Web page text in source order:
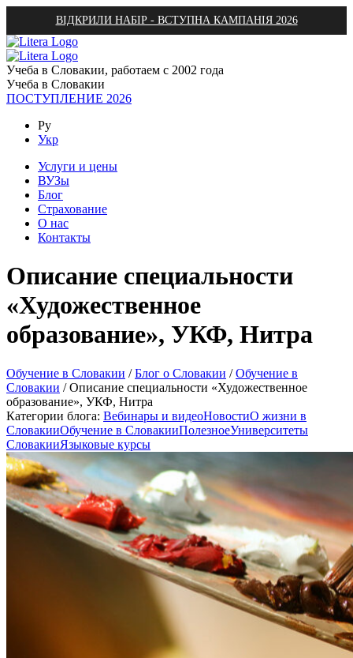
ВІДКРИЛИ НАБІР - ВСТУПНА КАМПАНІЯ 2026
Учеба в Словакии, работаем с 2002 года
Учеба в Словакии
ПОСТУПЛЕНИЕ 2026
Ру
Укр
Услуги и цены
ВУЗы
Блог
Страхование
О нас
Контакты
Описание специальности
«Художественное
образование», УКФ, Нитра
Обучение в Словакии /Блог о Словакии /Обучение в
Словакии /Описание специальности «Художественное
образование», УКФ, Нитра
Категории блога: Вебинары и видеоНовостиО жизни в
СловакииОбучение в СловакииПолезноеУниверситеты
СловакииЯзыковые курсы